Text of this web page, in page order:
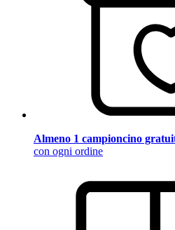
Almeno 1 campioncino
con ogni ordine